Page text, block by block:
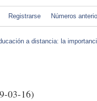
Registrarse Números
a distancia: la
03-16)